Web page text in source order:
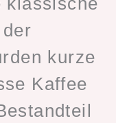
kurze
Kaffee